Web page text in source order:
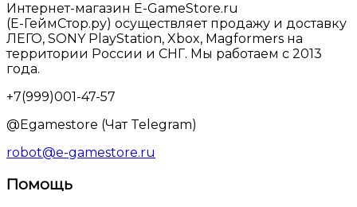
Интернет-магазин E-GameStore.ru
(Е-ГеймСтор.ру) осуществляет продажу и доставку
ЛЕГО, SONY PlayStation, Xbox, Magformers на
территории России и СНГ. Мы работаем с 2013
года.
+7(999)001-47-57
@Egamestore (Чат Telegram)
robot@e-gamestore.ru
Помощь